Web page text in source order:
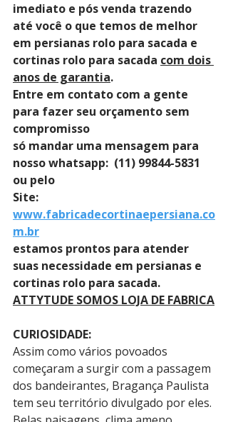
imediato e pós venda trazendo
até você o que temos de melhor
em persianas rolo para sacada e
cortinas rolo para sacada com dois
anos de garantia.
Entre em contato com a gente
para fazer seu orçamento sem
compromisso
só mandar uma mensagem para
nosso whatsapp:  (11) 99844-5831
ou pelo
Site:
www.fabricadecortinaepersiana.co
m.br
estamos prontos para atender
suas necessidade em persianas e
cortinas rolo para sacada.
ATTYTUDE SOMOS LOJA DE FABRICA
CURIOSIDADE:
Assim como vários povoados
começaram a surgir com a passagem
dos bandeirantes, Bragança Paulista
tem seu território divulgado por eles.